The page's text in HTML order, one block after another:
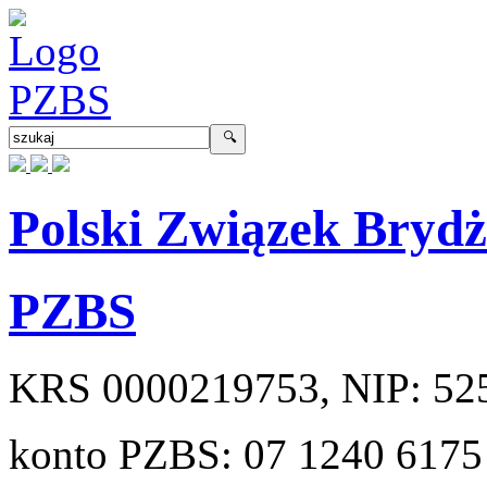
Polski Związek
PZBS
KRS 0000219753, NIP:
konto PZBS: 07 1240